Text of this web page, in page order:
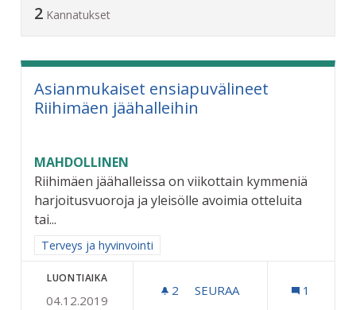
2 Kannatukset
Asianmukaiset ensiapuvälineet
Riihimäen jäähalleihin
MAHDOLLINEN
Riihimäen jäähalleissa on viikottain kymmeniä
harjoitusvuoroja ja yleisölle avoimia otteluita
tai...
Rajaa tulokset aihepiirin mukaan: Terveys ja hyvinvointi
Terveys ja hyvinvointi
LUONTIAIKA
04.12.2019
2 2 SEURAAJAA
SEURAA 1